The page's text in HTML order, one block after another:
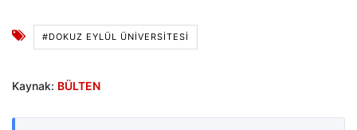
#DOKUZ EYLÜL ÜNİVERSİTESİ
Kaynak: BÜLTEN